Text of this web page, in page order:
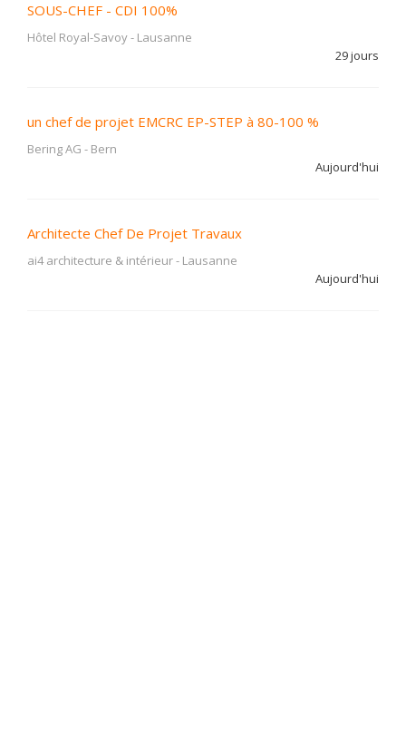
SOUS-CHEF - CDI 100%
Hôtel Royal-Savoy- Lausanne
29 jours
un chef de projet EMCRC EP-STEP à 80-100 %
Bering AG - Bern
Aujourd'hui
Architecte Chef De Projet Travaux
ai4 architecture & intérieur- Lausanne
Aujourd'hui